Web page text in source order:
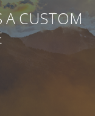
ー
シ
A CUSTOM